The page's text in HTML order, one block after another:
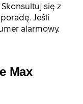
się z
Jeśli
alarmowy.
Max